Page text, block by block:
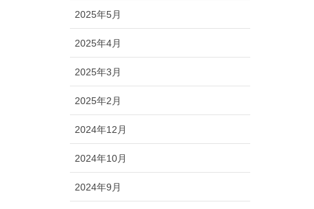
2025年5月
2025年4月
2025年3月
2025年2月
2024年12月
2024年10月
2024年9月